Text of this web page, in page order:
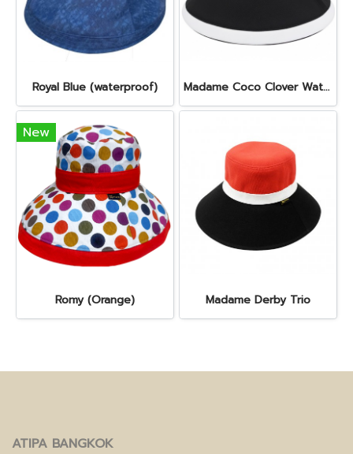
Royal Blue (waterproof) Madame Coco Clover Waterproof (Misty Black)
New
Romy (Orange) Madame Derby Trio
ATIPA BANGKOK